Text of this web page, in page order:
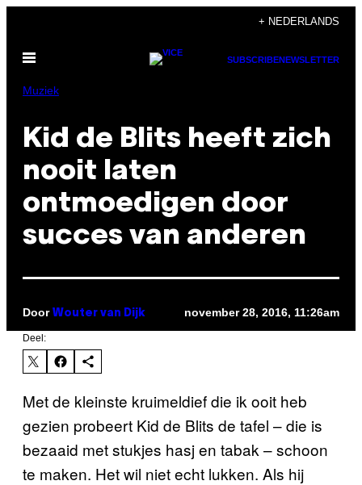
de
inhoud
+ NEDERLANDS
Open
SUBSCRIBENEWSLETTER
Muziek
Kid de Blits heeft zich
nooit laten
ontmoedigen door
succes van anderen
Door Wouter van Dijk november 28, 2016, 11:26am
Deel:
Met de kleinste kruimeldief die ik ooit heb
gezien probeert Kid de Blits de tafel – die is
bezaaid met stukjes hasj en tabak – schoon
te maken. Het wil niet echt lukken. Als hij